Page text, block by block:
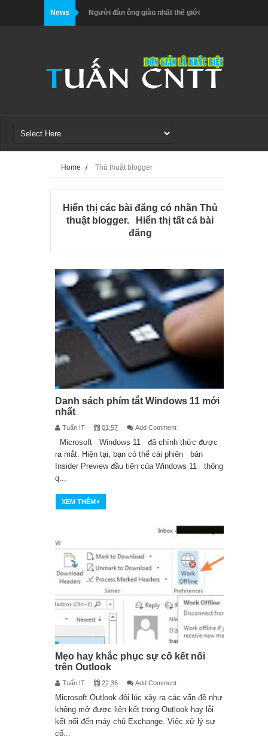
News Người đàn ông giàu nhất thế giới
Danh sách người giàu mới nhất của
Forbes - 10 người giàu nhất thế giới
Người dùng sẽ phải trả 8 USD/tháng
để có tick xanh trên Twitter
Chuyển đổi số quốc gia, phát triển
chính phủ số, kinh tế số và xã hội số
online nhanh chóng và đẹp mắt
Hướng dẫn sửa lỗi Zoom báo sai
mật khẩu đơn giản
Cách tải Windows 11, download ISO
Win 11 mới nhất
nhất
5 cách sửa lỗi màn hình máy tính
authentication error has occurred
khi dùng Remote Desktop
Vì sao phải lấy laptop ra khỏi túi khi
soi chiếu an ninh?
Lần đầu tiên, Hiệp hội An ninh mạng
làm sạch môi trường mạng
Home / Thủ thuật blogger
Hiển thị các bài đăng có nhãn Thủ
thuật blogger.
Hiển thị tất cả bài
đăng
Danh sách phím tắt Windows 11 mới
nhất
Tuấn IT 01:57 Add Comment
Microsoft Windows 11 đã chính thức được
ra mắt. Hiện tại, bạn có thể cài phiên bản
Insider Preview đầu tiên của Windows 11 thông
q...
XEM THÊM
Mẹo hay khắc phục sự cố kết nối
trên Outlook
Tuấn IT 22:36 Add Comment
Microsoft Outlook đôi lúc xảy ra các vấn đề như
không mở được liên kết trong Outlook hay lỗi
kết nối đến máy chủ Exchange. Việc xử lý sự
cố...